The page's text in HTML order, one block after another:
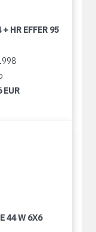
HR EFFER 95
EUR
44 W 6X6